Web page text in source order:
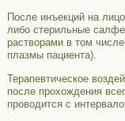
После инъекций на
либо стерильные
растворами в том
плазмы пациента).
Терапевтическое
после прохождения
проводится с